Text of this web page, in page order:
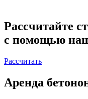
Рассчитайте
с помощью
Рассчитать
Аренда